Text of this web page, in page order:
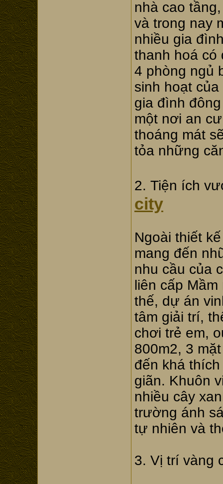
nhà cao
và trong nay
nhiều gia
thanh hoá có
4 phòng ngủ
sinh hoạt
gia đình
một nơi an
thoáng mát
tỏa những
2. Tiện ích
city
Ngoài thiết
mang đến
nhu cầu của
liên cấp
thế, dự án
tâm giải trí,
chơi trẻ em,
800m2, 3
đến khá
giãn. Khuôn
nhiều cây
trường ánh
tự nhiên và
3. Vị trí vàng